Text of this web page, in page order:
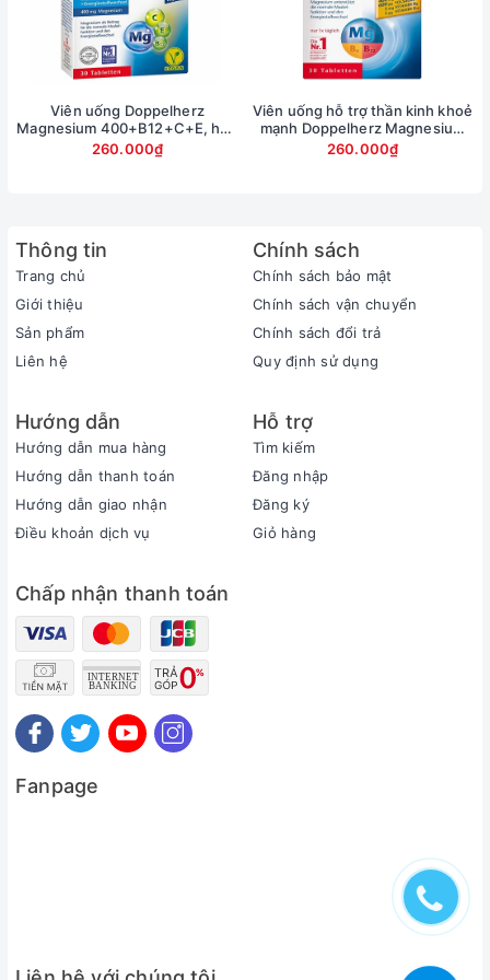
Không được nhai.
Lưu ý khi sử dụng Doppelherz Aktiv
Sản phẩm không phải là thuốc và không có tác
dụng thay thế thuốc chữa bệnh.
Bảo quản Doppelherz Aktiv Prostacalm
Bảo quản nơi khô ráo, thoáng mát, dưới 30 độ C.
Viên uống Doppelherz
Magnesium 400+B12+C+E, hộp
30 viên
260.000₫
Viên uống hỗ trợ thần kinh khoẻ
mạnh Doppelherz Magnesium
400+B1+B6+B12+Folsaure, hộp
260.000₫
Thông tin
Trang chủ
Giới thiệu
Sản phẩm
Liên hệ
Chính sách
Chính sách bảo mật
Chính sách vận chuyển
Chính sách đổi trả
Quy định sử dụng
Hướng dẫn
Hướng dẫn mua hàng
Hướng dẫn thanh toán
Hướng dẫn giao nhận
Điều khoản dịch vụ
Hỗ trợ
Tìm kiếm
Đăng nhập
Đăng ký
Giỏ hàng
Chấp nhận thanh toán
Fanpage